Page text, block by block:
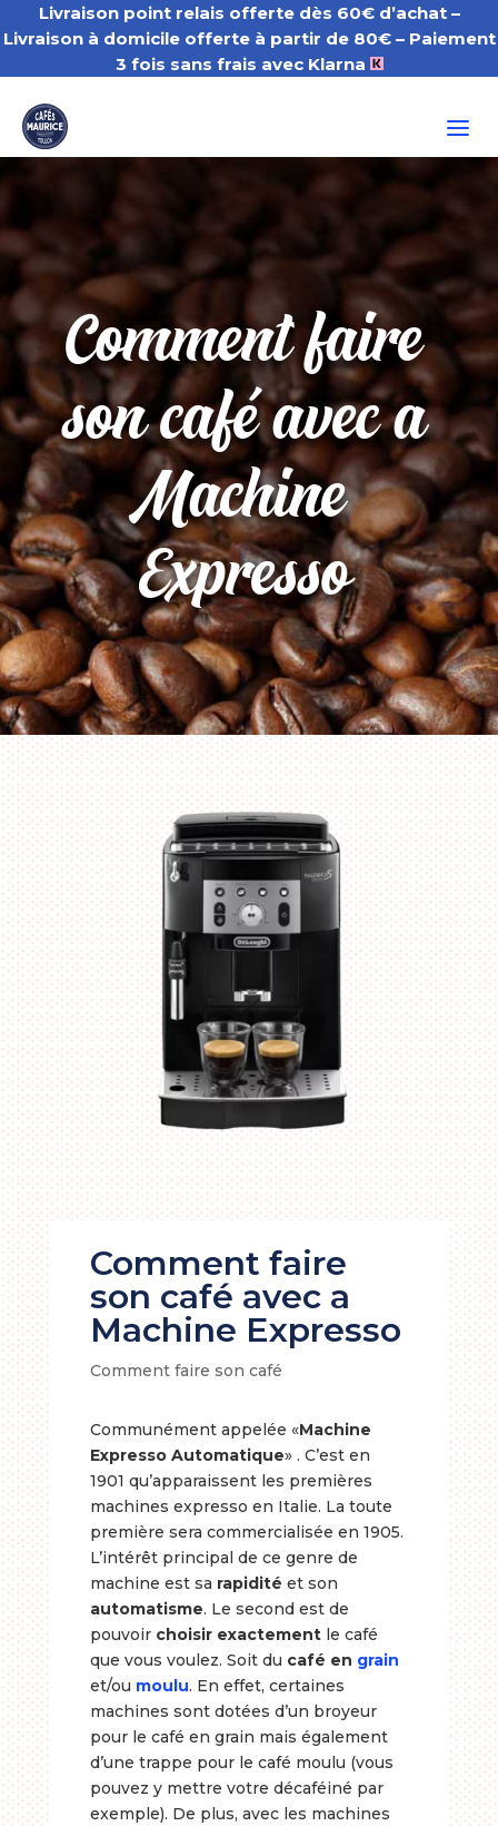
Livraison point relais offerte dès 60€ d’achat –
Livraison à domicile offerte à partir de 80€ – Paiement
3 fois sans frais avec Klarna
a
Comment faire
son café avec a
Machine
Expresso
Comment faire
son café avec a
Machine Expresso
Comment faire son café
Communément appelée «Machine
Expresso Automatique» . C’est en
1901 qu’apparaissent les premières
machines expresso en Italie. La toute
première sera commercialisée en 1905.
L’intérêt principal de ce genre de
machine est sa rapidité et son
automatisme. Le second est de
pouvoir choisir exactementle café
que vous voulez. Soit du café en grain
et/ou moulu. En effet, certaines
machines sont dotées d’un broyeur
pour le café en grain mais également
d’une trappe pour le café moulu (vous
pouvez y mettre votre décaféiné par
exemple). De plus, avec les machines